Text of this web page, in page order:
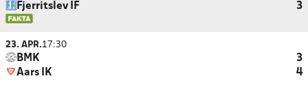
Fjerritslev IF
3
23. APR.17:30
BMK
3
Aars IK
4